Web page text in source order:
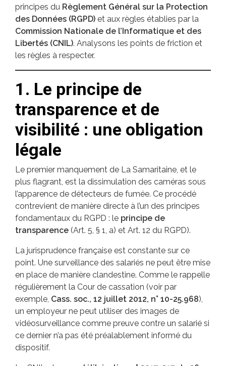
principes du Règlement Général sur la Protection
des Données (RGPD) et aux règles établies par la
Commission Nationale de l’Informatique et des
Libertés (CNIL). Analysons les points de friction et
les règles à respecter.
1. Le principe de
transparence et de
visibilité : une obligation
légale
Le premier manquement de La Samaritaine, et le
plus flagrant, est la dissimulation des caméras sous
l’apparence de détecteurs de fumée. Ce procédé
contrevient de manière directe à l’un des principes
fondamentaux du RGPD : le principe de
transparence (Art. 5, § 1, a) et Art. 12 du RGPD).
La jurisprudence française est constante sur ce
point. Une surveillance des salariés ne peut être mise
en place de manière clandestine. Comme le rappelle
régulièrement la Cour de cassation (voir par
exemple, Cass. soc., 12 juillet 2012, n° 10-25.968),
un employeur ne peut utiliser des images de
vidéosurveillance comme preuve contre un salarié si
ce dernier n’a pas été préalablement informé du
dispositif.